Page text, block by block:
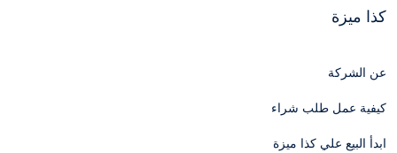
كذا ميزة
عن الشركة
كيفية عمل طلب شراء
ابدأ البيع علي كذا ميزة